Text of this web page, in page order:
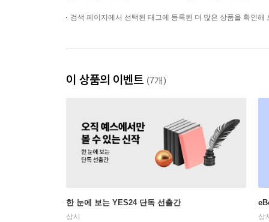
검색 페이지에서 선택된 태그에 등록된 더 많은 상품을 확인해
이 상품의 이벤트 (7개)
한 눈에 보는 YES24 단독 선출간
상시 상